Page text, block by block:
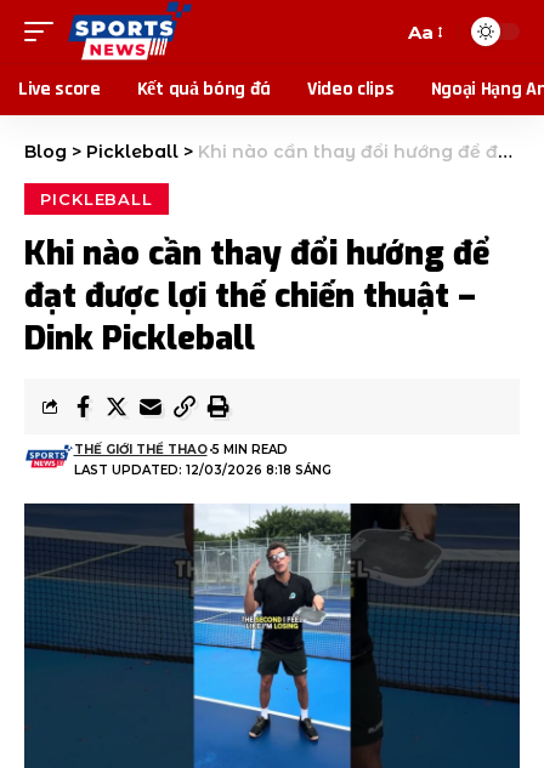
Aa
Live score Kết quả bóng đá Video clips Ngoại Hạng
Blog > Pickleball > Khi nào cần thay đổi hướng để đạt được lợi thế chiến thuật – Dink Pickleball
PICKLEBALL
Khi nào cần thay đổi hướng để
đạt được lợi thế chiến thuật –
Dink Pickleball
LAST UPDATED: 12/03/2026 8:18 SÁNG
THẾ GIỚI THỂ THAO 5 MIN READ